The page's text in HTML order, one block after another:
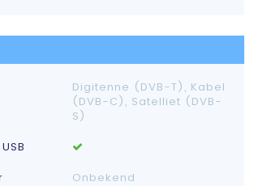
Digitenne (DVB-T), Kabel
(DVB-C), Satelliet (DVB-
S)
Onbekend